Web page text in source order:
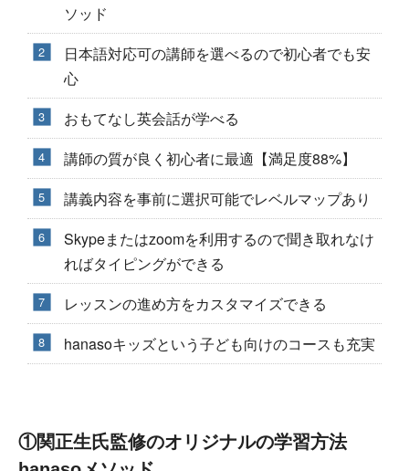
ソッド
日本語対応可の講師を選べるので初心者でも安
心
おもてなし英会話が学べる
講師の質が良く初心者に最適【満足度88%】
講義内容を事前に選択可能でレベルマップあり
Skypeまたはzoomを利用するので聞き取れなけ
ればタイピングができる
レッスンの進め方をカスタマイズできる
hanasoキッズという子ども向けのコースも充実
①関正生氏監修のオリジナルの学習方法